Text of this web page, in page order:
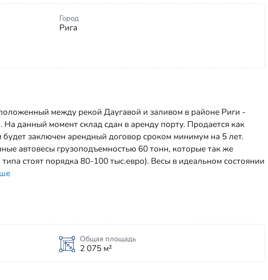
Город
Рига
между рекой Даугавой и заливом в районе Риги -
На данный момент склад сдан в аренду порту. Продается как
заключен арендный договор сроком минимум на 5 лет.
автовесы грузоподъемностью 60 тонн, которые так же
стоят порядка 80-100 тыс.евро). Весы в идеальном состоянии
Общая площадь
2 075 м²